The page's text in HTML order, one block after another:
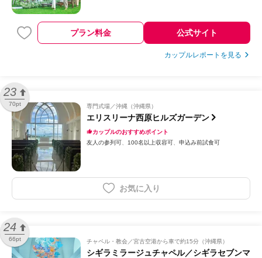
プラン料金 公式サイト
カップルレポートを見る
23
70pt 専門式場 沖縄（沖縄県）
エリスリーナ西原ヒルズガーデン
カップルのおすすめポイント
友人の参列可
100名以上収容可 申込み前試食可
お気に入り
24
66pt チャペル・教会 宮古空港から車で約15分（沖縄県）
シギラミラージュチャペル／シギラセブンマ